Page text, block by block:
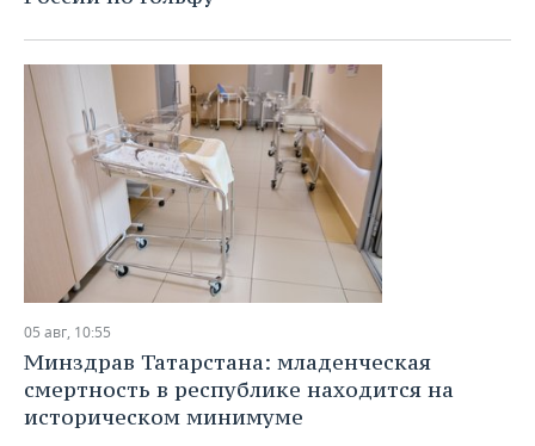
ХОККЕЙ С МЯЧОМ
ПРОИСШЕСТВИЯ
05 авг, 10:55
Минздрав Татарстана: младенческая
смертность в республике находится на
историческом минимуме